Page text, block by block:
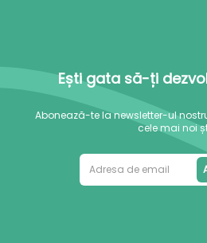
Ești gata să-ți
Abonează-te la newsletter-ul
cele mai noi